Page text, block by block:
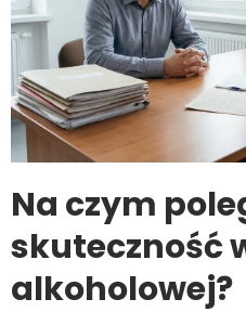
Na czym
skuteczność
alkoholowej?